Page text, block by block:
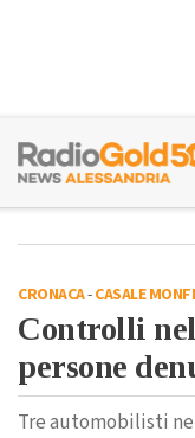
CRONACA-CASALE
Controlli
persone
Tre automobilisti